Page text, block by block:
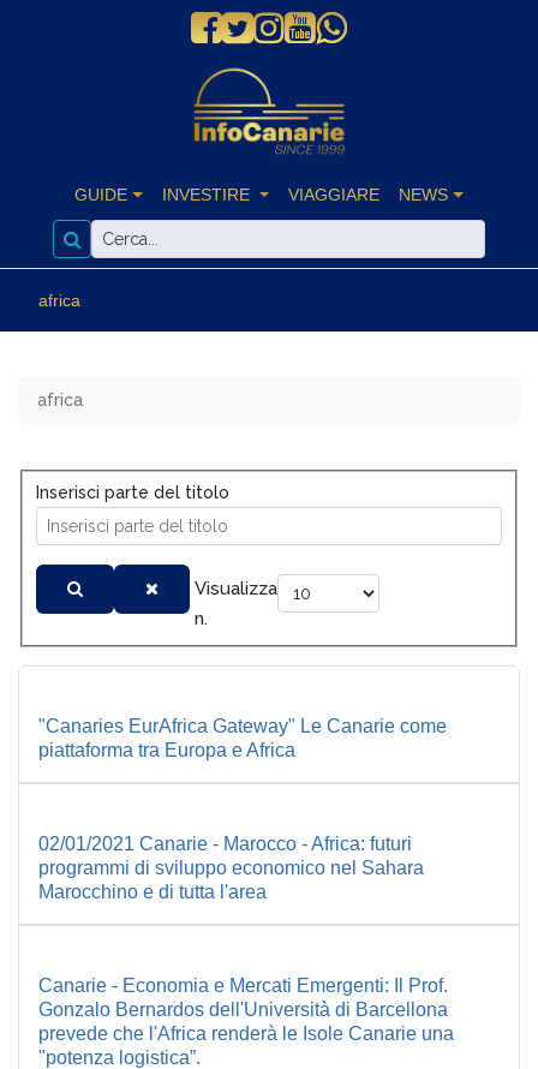
GUIDE INVESTIRE VIAGGIARE NEWS
africa
africa
Inserisci parte del titolo
Visualizza
n.
"Canaries EurAfrica Gateway" Le Canarie come
piattaforma tra Europa e Africa
02/01/2021 Canarie - Marocco - Africa: futuri
programmi di sviluppo economico nel Sahara
Marocchino e di tutta l'area
Canarie - Economia e Mercati Emergenti: Il Prof.
Gonzalo Bernardos dell'Università di Barcellona
prevede che l'Africa renderà le Isole Canarie una
"potenza logistica”.